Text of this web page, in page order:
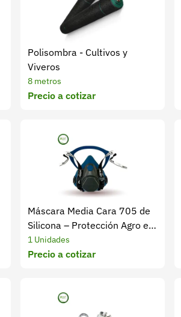
Polisombra - Cultivos y
Viveros
8 metros
Precio a cotizar
Máscara Media Cara 705 de
Silicona – Protección Agro e
Industria
1 Unidades
Precio a cotizar